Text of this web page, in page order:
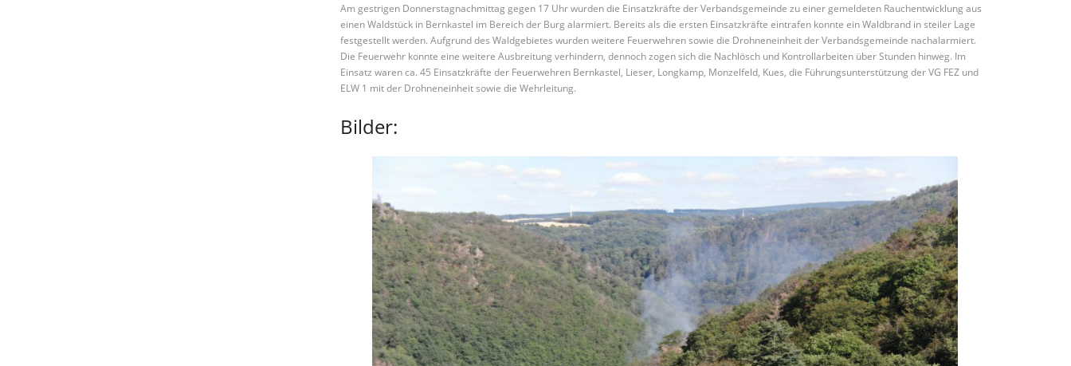
Am gestrigen Donnerstagnachmittag gegen 17 Uhr wurden die Einsatzkräfte der Verbandsgemeinde zu einer gemeldeten Rauchentwicklung aus
einen Waldstück in Bernkastel im Bereich der Burg alarmiert. Bereits als die ersten Einsatzkräfte eintrafen konnte ein Waldbrand in steiler Lage
festgestellt werden. Aufgrund des Waldgebietes wurden weitere Feuerwehren sowie die Drohneneinheit der Verbandsgemeinde nachalarmiert.
Die Feuerwehr konnte eine weitere Ausbreitung verhindern, dennoch zogen sich die Nachlösch und Kontrollarbeiten über Stunden hinweg. Im
Einsatz waren ca. 45 Einsatzkräfte der Feuerwehren Bernkastel, Lieser, Longkamp, Monzelfeld, Kues, die Führungsunterstützung der VG FEZ und
ELW 1 mit der Drohneneinheit sowie die Wehrleitung.
Bilder: